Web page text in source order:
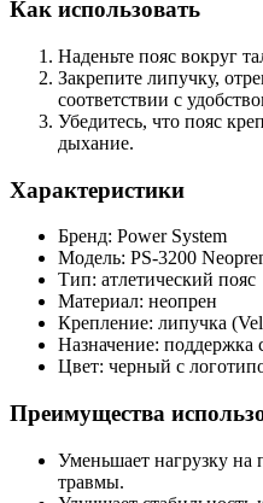
Как использовать
Наденьте пояс вокруг
Закрепите липучку,
соответствии с
Убедитесь, что пояс
дыхание.
Характеристики
Бренд: Power System
Модель: PS-3200
Тип: атлетический пояс
Материал: неопрен
Крепление: липучка
Назначение:
Цвет: черный с
Преимущества
Уменьшает нагрузку на
травмы.